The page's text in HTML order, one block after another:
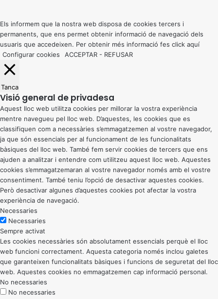
button
Els informem que la nostra web disposa de cookies tercers i
permanents, que ens permet obtenir informació de navegació dels
usuaris que accedeixen. Per obtenir més informació fes click aquí
Configurar cookies
ACCEPTAR - REFUSAR
Tanca
Visió general de privadesa
Aquest lloc web utilitza cookies per millorar la vostra experiència
mentre navegueu pel lloc web. D’aquestes, les cookies que es
classifiquen com a necessàries s’emmagatzemen al vostre navegador,
ja que són essencials per al funcionament de les funcionalitats
bàsiques del lloc web. També fem servir cookies de tercers que ens
ajuden a analitzar i entendre com utilitzeu aquest lloc web. Aquestes
cookies s’emmagatzemaran al vostre navegador només amb el vostre
consentiment. També teniu l’opció de desactivar aquestes cookies.
Però desactivar algunes d’aquestes cookies pot afectar la vostra
experiència de navegació.
Necessaries
Necessaries
Sempre activat
Les cookies necessàries són absolutament essencials perquè el lloc
web funcioni correctament. Aquesta categoria només inclou galetes
que garanteixen funcionalitats bàsiques i funcions de seguretat del lloc
web. Aquestes cookies no emmagatzemen cap informació personal.
No necessaries
No necessaries